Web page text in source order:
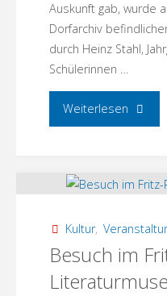
Auskunft gab, wurde
Dorfarchiv
durch Heinz Stahl,
Schülerinnen …
Weiterlesen "Menzer
der
Forst!"
Kultur,
Besuch im